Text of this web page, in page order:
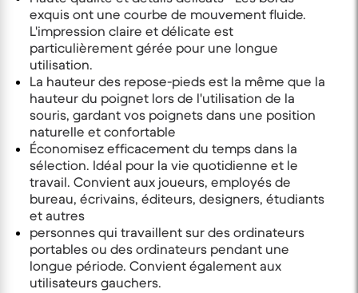
exquis ont une courbe de mouvement fluide.
L'impression claire et délicate est
particulièrement gérée pour une longue
utilisation.
La hauteur des repose-pieds est la même que la
hauteur du poignet lors de l'utilisation de la
souris, gardant vos poignets dans une position
naturelle et confortable
Économisez efficacement du temps dans la
sélection. Idéal pour la vie quotidienne et le
travail. Convient aux joueurs, employés de
bureau, écrivains, éditeurs, designers, étudiants
et autres
personnes qui travaillent sur des ordinateurs
portables ou des ordinateurs pendant une
longue période. Convient également aux
utilisateurs gauchers.